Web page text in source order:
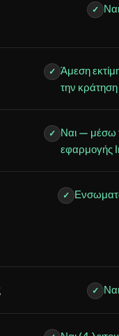
✓ Ναι
✓ Άμεση
την κράτηση
✓ Ναι — μέσω
εφαρμογής
✓
✓ Ναι